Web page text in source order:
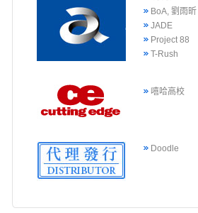
BoA, 劉雨昕
JADE
Project 88
T-Rush
嘻哈高校
Doodle